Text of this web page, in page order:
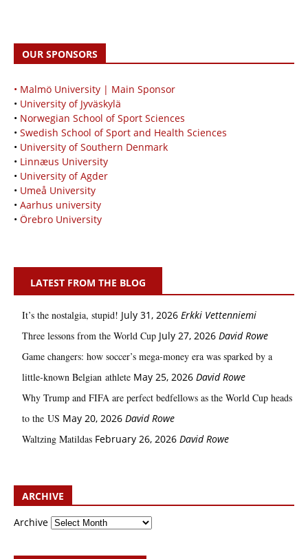
OUR SPONSORS
• Malmö University | Main Sponsor
• University of Jyväskylä
• Norwegian School of Sport Sciences
• Swedish School of Sport and Health Sciences
• University of Southern Denmark
• Linnæus University
• University of Agder
• Umeå University
• Aarhus university
• Örebro University
LATEST FROM THE BLOG
It’s the nostalgia, stupid! July 31, 2026 Erkki Vetten­­niemi
Three lessons from the World Cup July 27, 2026 David Rowe
Game changers: how soccer’s mega‑money era was sparked by a
little‑known Belgian athlete May 25, 2026 David Rowe
Why Trump and FIFA are perfect bedfellows as the World Cup heads
to the US May 20, 2026 David Rowe
Waltzing Matildas February 26, 2026 David Rowe
ARCHIVE
Archive